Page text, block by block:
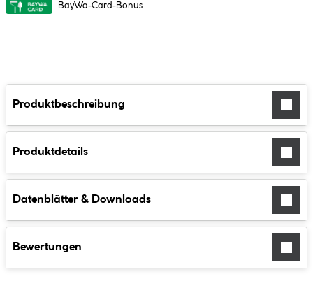
BayWa-Card-Bonus
Produktbeschreibung
Produktdetails
Datenblätter & Downloads
Bewertungen